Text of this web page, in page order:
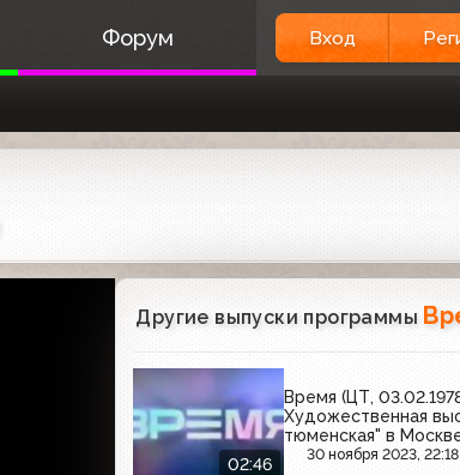
Форум Вход
Другие выпуски программы
02:46
Время (ЦТ,
Художественная
тюменская" в
30 ноября 2023, 22:18